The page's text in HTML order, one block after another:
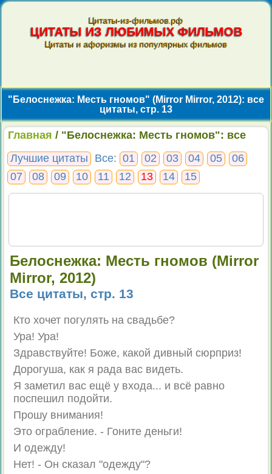
Цитаты-из-фильмов.рф
ЦИТАТЫ ИЗ ЛЮБИМЫХ ФИЛЬМОВ
Цитаты и афоризмы из популярных фильмов
"Белоснежка: Месть гномов" (Mirror Mirror, 2012): все
цитаты, стр. 13
Главная / "Белоснежка: Месть гномов": все
Лучшие цитаты
Все: 01 02 03 04 05
06
07
08 09 10 11 12 13 14 15
Белоснежка: Месть гномов (Mirror
Mirror, 2012)
Все цитаты, стр. 13
Кто хочет погулять на свадьбе?
Ура! Ура!
Здравствуйте! Боже, какой дивный сюрприз!
Дорогуша, как я рада вас видеть.
Я заметил вас ещё у входа... и всё равно
поспешил подойти.
Прошу внимания!
Это ограбление. - Гоните деньги!
И одежду!
Нет! - Он сказал "одежду"?